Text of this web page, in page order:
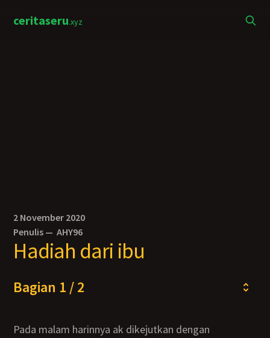
ceritaseru.xyz
2 November 2020
Penulis —AHY96
Hadiah dari ibu
Bagian 1 / 2
Pada malam harinnya ak dikejutkan dengan